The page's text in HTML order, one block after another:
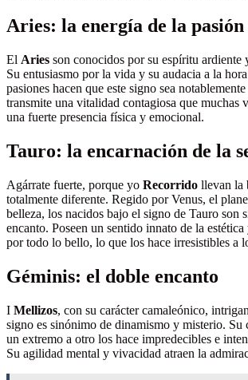
Aries: la energía de la pasión
El Aries son conocidos por su espíritu ardiente
Su entusiasmo por la vida y su audacia a la
pasiones hacen que este signo sea
transmite una vitalidad contagiosa que muchas
una fuerte presencia física y emocional.
Tauro: la encarnación de la
Agárrate fuerte, porque yo Recorrido llevan la
totalmente diferente. Regido por Venus, el
belleza, los nacidos bajo el signo de Tauro son
encanto. Poseen un sentido innato de la
por todo lo bello, lo que los hace irresistibles a
Géminis: el doble encanto
I Mellizos, con su carácter camaleónico,
signo es sinónimo de dinamismo y misterio. Su
un extremo a otro los hace impredecibles e
Su agilidad mental y vivacidad atraen la